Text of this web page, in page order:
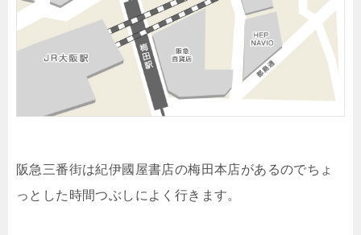
阪急三番街は紀伊國屋書店の梅田本店があるのでちょ
っとした時間つぶしによく行きます。